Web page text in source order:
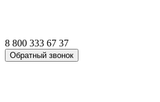
8 800 333 67 37
Обратный звонок